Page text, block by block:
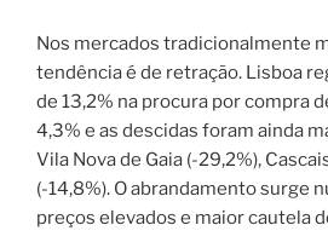
Nos mercados tradicionalmente
tendência é de retração. Lisboa
de 13,2% na procura por compra
4,3% e as descidas foram ainda
Vila Nova de Gaia (-29,2%),
(-14,8%). O abrandamento surge
preços elevados e maior cautela